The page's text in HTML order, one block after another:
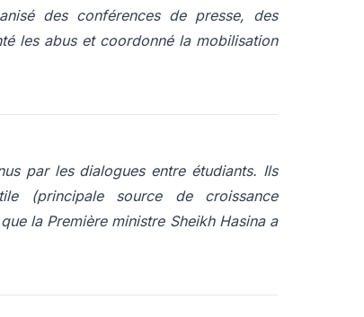
des conférences de presse, des
les abus et coordonné la mobilisation
par les dialogues entre étudiants. Ils
(principale source de croissance
la Première ministre Sheikh Hasina a